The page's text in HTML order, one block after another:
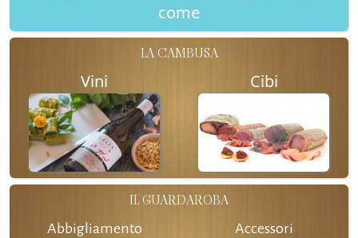
come
LA CAMBUSA
Vini Cibi
IL GUARDAROBA
Abbigliamento Accessori